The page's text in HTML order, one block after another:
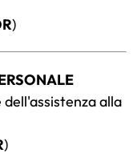
)
alla
)